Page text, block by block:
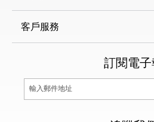
客戶服務
訂閱電子